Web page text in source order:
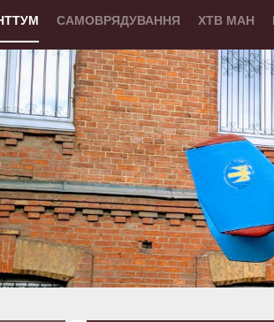
САМОВРЯДУВАННЯ ХТВ МАН